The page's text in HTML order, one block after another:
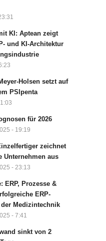
KI: Aptean zeigt
und KI-Architektur
Holsen setzt auf
PSIpenta
für 2026
- 19:19
zeichnet
Unternehmen aus
- 23:13
ERP, Prozesse &
ERP-
Medizintechnik
- 7:41
sinkt von 2